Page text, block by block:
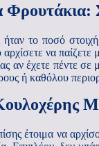
Φρουτάκια:
το ποσό
να
έχετε πέντε
ή καθόλου
έτοιμα να